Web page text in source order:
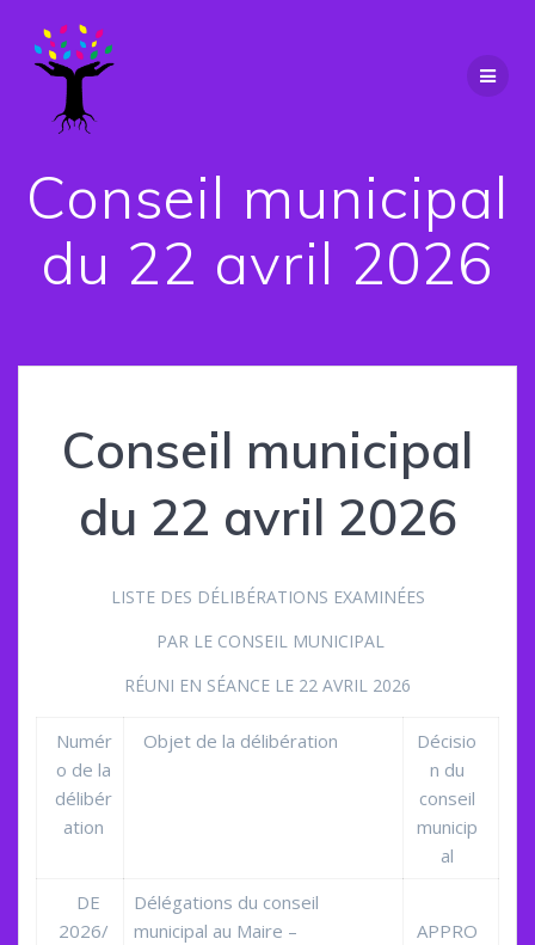
Conseil municipal
du 22 avril 2026
Conseil municipal
du 22 avril 2026
LISTE DES DÉLIBÉRATIONS EXAMINÉES
PAR LE CONSEIL MUNICIPAL
RÉUNI EN SÉANCE LE 22 AVRIL 2026
Numér
o de la
délibér
ation
Objet de la délibération
Décisio
n du
conseil
municip
al
DE
2026/
Délégations du conseil
municipal au Maire –
APPRO